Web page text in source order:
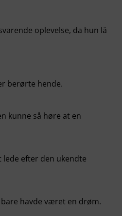
oplevelse, da hun lå
berørte hende.
kunne så høre at en
efter den ukendte
havde været en drøm.